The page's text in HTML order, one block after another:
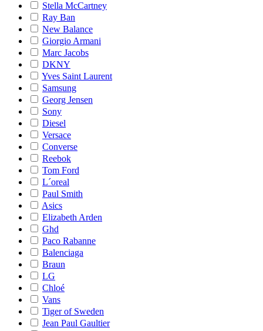
Stella McCartney
Ray Ban
New Balance
Giorgio Armani
Marc Jacobs
DKNY
Yves Saint Laurent
Samsung
Georg Jensen
Sony
Diesel
Versace
Converse
Reebok
Tom Ford
L´oreal
Paul Smith
Asics
Elizabeth Arden
Ghd
Paco Rabanne
Balenciaga
Braun
LG
Chloé
Vans
Tiger of Sweden
Jean Paul Gaultier